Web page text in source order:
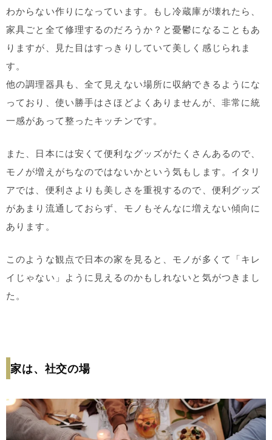
わからない作りになっています。もし冷蔵庫が壊れたら、
家具ごと全て修理するのだろうか？と憂鬱になることもあ
りますが、見た目はすっきりしていて美しく感じられま
す。
他の調理器具も、全て見えない場所に収納できるようにな
っており、使い勝手はさほどよくありませんが、非常に統
一感があって整ったキッチンです。
また、日本には安くて便利なグッズがたくさんあるので、
モノが増えがちなのではないかという気もします。イタリ
アでは、便利さよりも美しさを重視するので、便利グッズ
があまり流通しておらず、モノもそんなに増えない傾向に
あります。
このような観点で日本の家を見ると、モノが多くて「キレ
イじゃない」ように見えるのかもしれないと気がつきまし
た。
家は、社交の場